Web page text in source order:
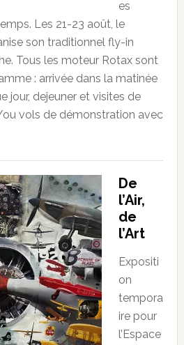
es
Les 21-23 août, le
son traditionnel fly-in
Tous les moteur Rotax sont
: arrivée dans la matinée
jour, dejeuner et visites de
ou vols de démonstration avec
De
l’Air,
de
l’Art
Expositi
on
tempora
ire pour
l’Espace